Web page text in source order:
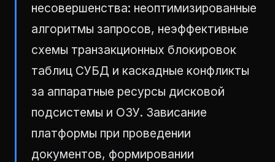
несовершенства: неоптимизированные
алгоритмы запросов, неэффективные
схемы транзакционных блокировок
таблиц СУБД и каскадные конфликты
за аппаратные ресурсы дисковой
подсистемы и ОЗУ. Зависание
платформы при проведении
документов, формировании